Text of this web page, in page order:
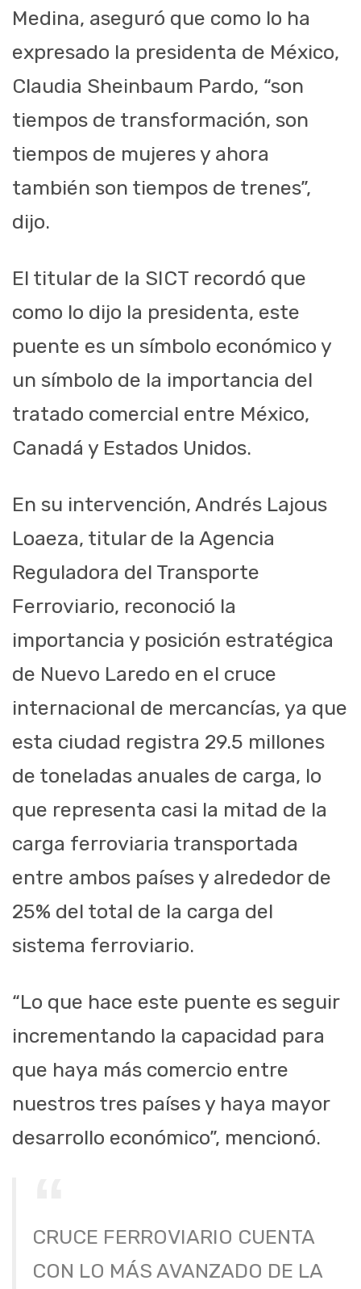
Medina, aseguró que como lo ha
expresado la presidenta de México,
Claudia Sheinbaum Pardo, “son
tiempos de transformación, son
tiempos de mujeres y ahora
también son tiempos de trenes”,
dijo.
El titular de la SICT recordó que
como lo dijo la presidenta, este
puente es un símbolo económico y
un símbolo de la importancia del
tratado comercial entre México,
Canadá y Estados Unidos.
En su intervención, Andrés Lajous
Loaeza, titular de la Agencia
Reguladora del Transporte
Ferroviario, reconoció la
importancia y posición estratégica
de Nuevo Laredo en el cruce
internacional de mercancías, ya que
esta ciudad registra 29.5 millones
de toneladas anuales de carga, lo
que representa casi la mitad de la
carga ferroviaria transportada
entre ambos países y alrededor de
25% del total de la carga del
sistema ferroviario.
“Lo que hace este puente es seguir
incrementando la capacidad para
que haya más comercio entre
nuestros tres países y haya mayor
desarrollo económico”, mencionó.
CRUCE FERROVIARIO CUENTA
CON LO MÁS AVANZADO DE LA